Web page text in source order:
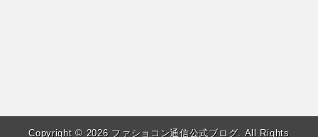
Copyright © 2026 ファショコン通信公式ブログ. All Rights